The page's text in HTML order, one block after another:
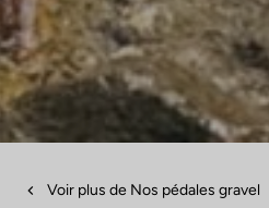
Voir plus de Nos pédales gravel